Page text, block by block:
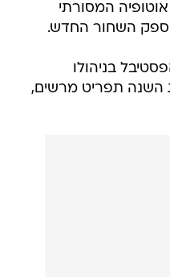
המסורתי
ספק השחור החדש.
בניהולו
השנה תפריט מרשים,